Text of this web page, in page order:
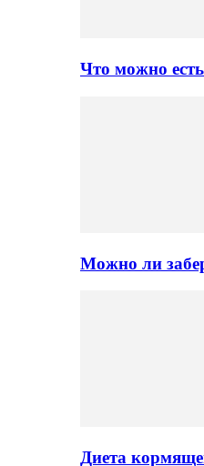
Что можно
Можно ли
Диета